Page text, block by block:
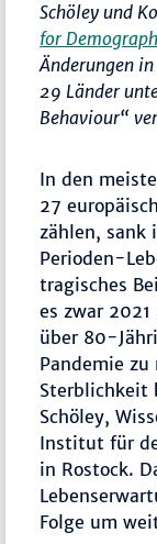
Schöley und
for
Änderungen
29 Länder
Behaviour“
In den
27
zählen, sank
Perioden-
tragisches
es zwar
über 80-
Pandemie
Sterblichkeit
Schöley,
Institut für
in Rostock.
Folge um